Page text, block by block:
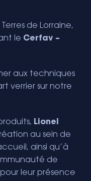
de Lorraine,
le Cerfav –
aux techniques
verrier sur notre
Lionel
au sein de
ainsi qu’à
de
leur présence